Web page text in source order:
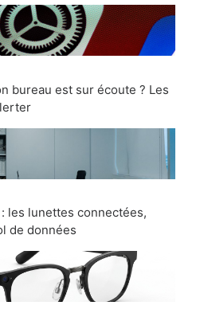
bureau est sur écoute ? Les
les lunettes connectées,
de données